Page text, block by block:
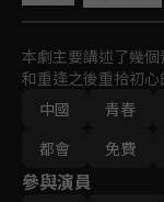
本劇主要講述了幾
和重逢之後重拾初心
中國
青春
都會
免費
參與演員